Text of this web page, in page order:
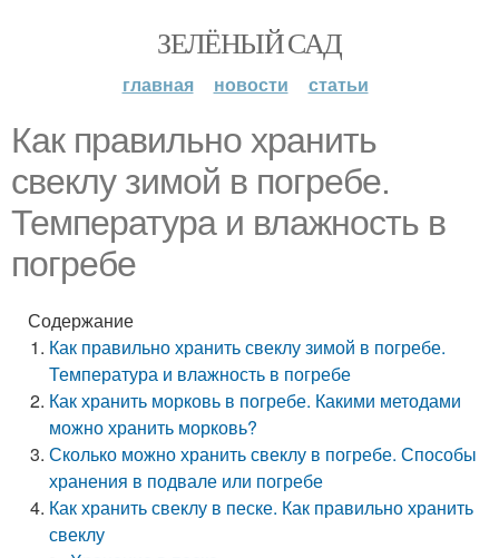
ЗЕЛЁНЫЙ САД
главная новости статьи
Как правильно хранить
свеклу зимой в погребе.
Температура и влажность в
погребе
Содержание
Как правильно хранить свеклу зимой в погребе.
Температура и влажность в погребе
Как хранить морковь в погребе. Какими методами
можно хранить морковь?
Сколько можно хранить свеклу в погребе. Способы
хранения в подвале или погребе
Как хранить свеклу в песке. Как правильно хранить
свеклу